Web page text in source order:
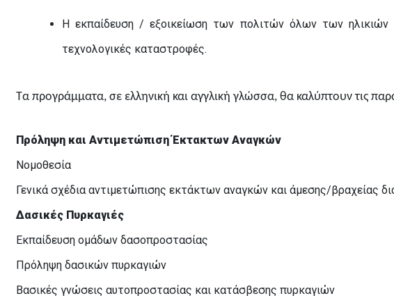
Η εκπαίδευση / εξοικείωση των πολιτών όλων των
τεχνολογικές καταστροφές.
Τα προγράμματα, σε ελληνική και αγγλική γλώσσα, θα καλύπτουν τις
Πρόληψη και Αντιμετώπιση Έκτακτων Αναγκών
Νομοθεσία
Γενικά σχέδια αντιμετώπισης εκτάκτων αναγκών και άμεσης/βραχείας
Δασικές Πυρκαγιές
Εκπαίδευση ομάδων δασοπροστασίας
Πρόληψη δασικών πυρκαγιών
Βασικές γνώσεις αυτοπροστασίας και κατάσβεσης πυρκαγιών